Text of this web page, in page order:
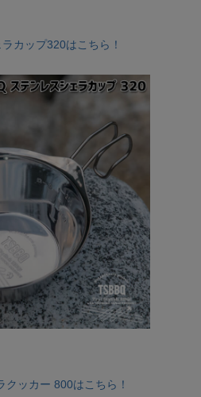
カップ320はこちら！
クッカー 800はこちら！